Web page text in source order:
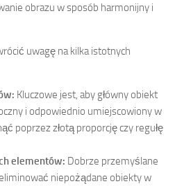
obrazu w sposób harmonijny i
uwagę na kilka istotnych
Kluczowe jest, aby główny obiekt
i odpowiednio umiejscowiony w
poprzez złotą proporcję czy regułę
elementów: Dobrze przemyślane
niepożądane obiekty w